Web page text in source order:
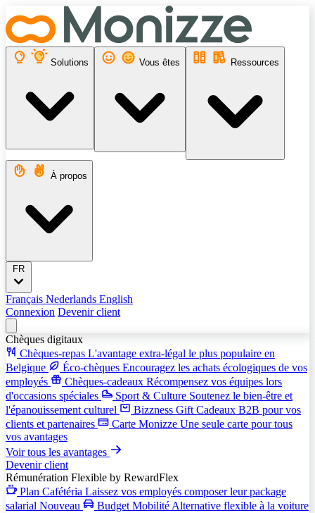
Solutions Vous êtes Ressources
À propos
Français Nederlands English
Connexion Devenir client
Chèques digitaux
Chèques-repas L'avantage extra-légal le plus populaire en
Belgique
Éco-chèques Encouragez les achats écologiques de vos
employés
Chèques-cadeaux Récompensez vos équipes lors
d'occasions spéciales
Sport & Culture Soutenez le bien-être et
l'épanouissement culturel
Bizzness Gift Cadeaux B2B pour vos
clients et partenaires
Carte Monizze Une seule carte pour tous
vos avantages
Voir tous les avantages
Devenir client
Rémunération Flexible by RewardFlex
Plan Cafétéria Laissez vos employés composer leur package
salarial Nouveau Budget Mobilité Alternative flexible à la voiture